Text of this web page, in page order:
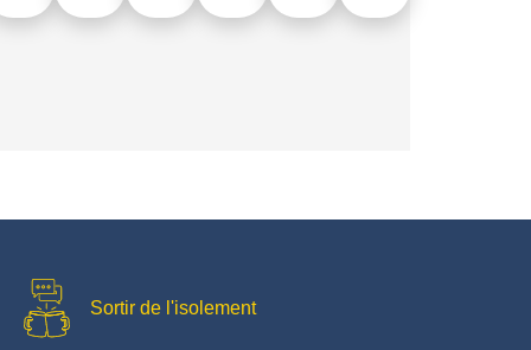
Sortir de l'isolement